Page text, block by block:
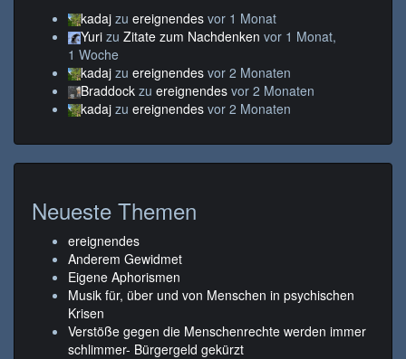
kadaj zu ereignendes vor 1 Monat
Yuri zu Zitate zum Nachdenken vor 1 Monat,
1 Woche
kadaj zu ereignendes vor 2 Monaten
Braddock zu ereignendes vor 2 Monaten
kadaj zu ereignendes vor 2 Monaten
Neueste Themen
ereignendes
Anderem Gewidmet
Eigene Aphorismen
Musik für, über und von Menschen in psychischen
Krisen
Verstöße gegen die Menschenrechte werden immer
schlimmer- Bürgergeld gekürzt